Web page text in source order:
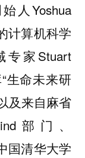
人Yoshua
计算机科学
家Stuart
生命未来研
及来自麻省
部门、
国清华大学